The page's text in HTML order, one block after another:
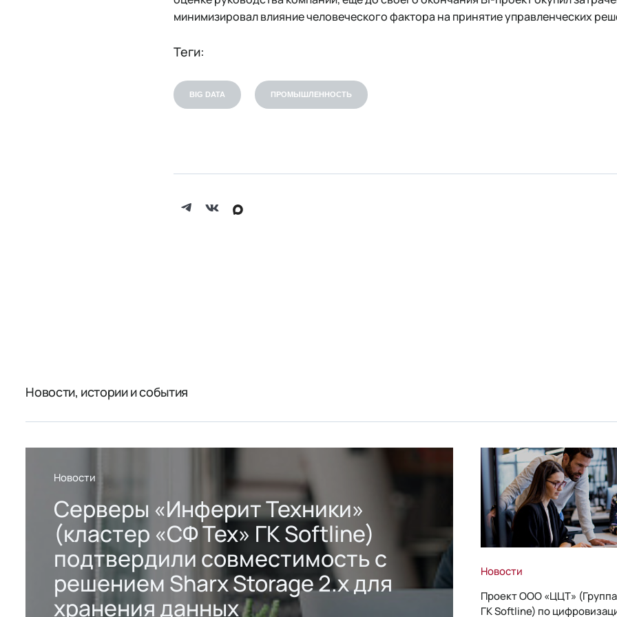
минимизировал влияние человеческого фактора на принятие управленческих
Теги:
BIG DATA ПРОМЫШЛЕННОСТЬ
Новости, истории и события
Новости
Серверы «Инферит Техники»
(кластер «СФ Тех» ГК Softline)
подтвердили совместимость с
решением Sharx Storage 2.x для
хранения данных
Новости
Проект ООО «ЦЦТ»
ГК Softline) по